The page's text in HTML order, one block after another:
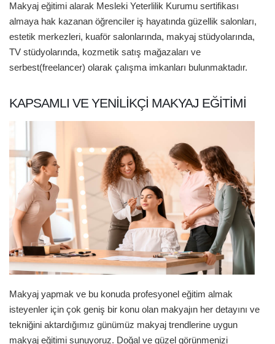
Makyaj eğitimi alarak Mesleki Yeterlilik Kurumu sertifikası
almaya hak kazanan öğrenciler iş hayatında güzellik salonları,
estetik merkezleri, kuaför salonlarında, makyaj stüdyolarında,
TV stüdyolarında, kozmetik satış mağazaları ve
serbest(freelancer) olarak çalışma imkanları bulunmaktadır.
KAPSAMLI VE YENILIKÇI MAKYAJ EĞITIMI
Makyaj yapmak ve bu konuda profesyonel eğitim almak
isteyenler için çok geniş bir konu olan makyajın her detayını ve
tekniğini aktardığımız günümüz makyaj trendlerine uygun
makyaj eğitimi sunuyoruz. Doğal ve güzel görünmenizi